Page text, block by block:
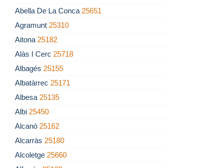
Abella De La Conca 25651
Agramunt 25310
Aitona 25182
Alàs I Cerc 25718
Albagés 25155
Albatàrrec 25171
Albesa 25135
Albi 25450
Alcanó 25162
Alcarràs 25180
Alcoletge 25660